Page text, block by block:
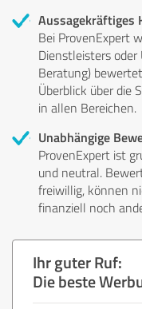
Aussagekräftiges
Bei ProvenExpert
Dienstleisters oder
Beratung)
Überblick über die
in allen Bereichen.
Unabhängige
ProvenExpert ist
und neutral.
freiwillig, können
finanziell noch
Ihr guter Ruf:
Die beste